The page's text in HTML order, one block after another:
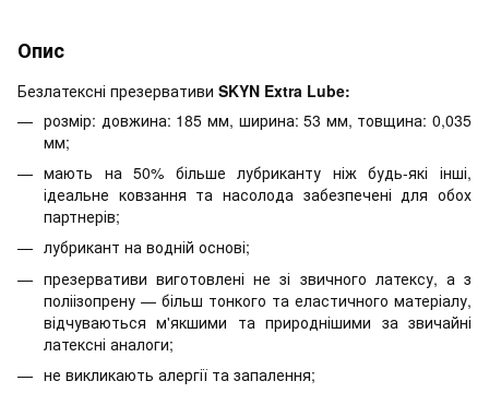
Опис
Безлатексні презервативи SKYN Extra Lube:
розмір: довжина: 185 мм, ширина: 53 мм, товщина: 0,035
мм;
мають на 50% більше лубриканту ніж будь-які інші,
ідеальне ковзання та насолода забезпечені для обох
партнерів;
лубрикант на водній основі;
презервативи виготовлені не зі звичного латексу, а з
поліізопрену — більш тонкого та еластичного матеріалу,
відчуваються м'якшими та природнішими за звичайні
латексні аналоги;
не викликають алергії та запалення;